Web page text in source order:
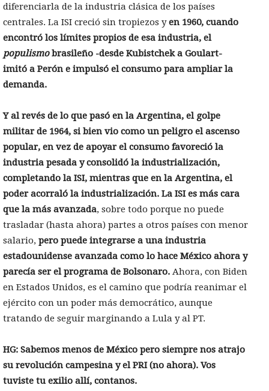
diferenciarla de la industria clásica de los países
centrales. La ISI creció sin tropiezos yen 1960, cuando
encontró los límites propios de esa industria, el
populismobrasileño -desde Kubistchek a Goulart-
imitó a Perón e impulsó el consumo para ampliar la
demanda.
Y al revés de lo que pasó en la Argentina, el golpe
militar de 1964, si bien vio como un peligro el ascenso
popular, en vez de apoyar el consumo favoreció la
industria pesada y consolidó la industrialización,
completando la ISI, mientras que en la Argentina, el
poder acorraló la industrialización. La ISI es más cara
que la más avanzada, sobre todo porque no puede
trasladar (hasta ahora) partes a otros países con menor
salario, pero puede integrarse a una industria
estadounidense avanzada como lo hace México ahora y
parecía ser el programa de Bolsonaro. Ahora, con Biden
en Estados Unidos, es el camino que podría reanimar el
ejército con un poder más democrático, aunque
tratando de seguir marginando a Lula y al PT.
HG: Sabemos menos de México pero siempre nos atrajo
su revolución campesina y el PRI (no ahora). Vos
tuviste tu exilio allí, contanos.